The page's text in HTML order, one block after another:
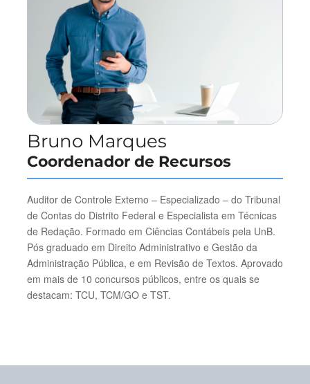
Bruno Marques
Coordenador de Recursos
Auditor de Controle Externo – Especializado – do Tribunal
de Contas do Distrito Federal e Especialista em Técnicas
de Redação. Formado em Ciências Contábeis pela UnB.
Pós graduado em Direito Administrativo e Gestão da
Administração Pública, e em Revisão de Textos. Aprovado
em mais de 10 concursos públicos, entre os quais se
destacam: TCU, TCM/GO e TST.